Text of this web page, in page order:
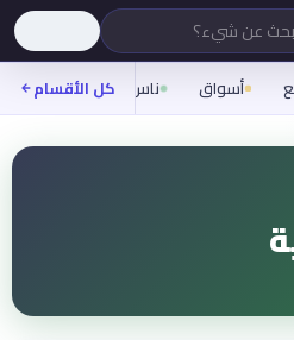
عن شيء؟
أسواق ناس روح
كل الأقسام